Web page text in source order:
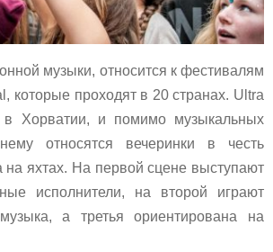
музыки, относится к фестивалям
которые проходят в 20 странах. Ultra
в Хорватии, и помимо музыкальных
относятся вечеринки в честь
на яхтах. На первой сцене выступают
исполнители, на второй играют
а третья ориентирована на